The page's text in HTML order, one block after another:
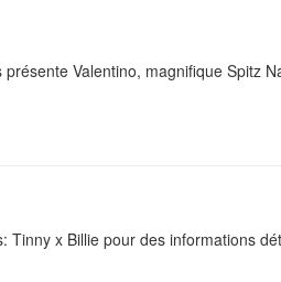
Valentino, magnifique Spitz
x Billie pour des informations